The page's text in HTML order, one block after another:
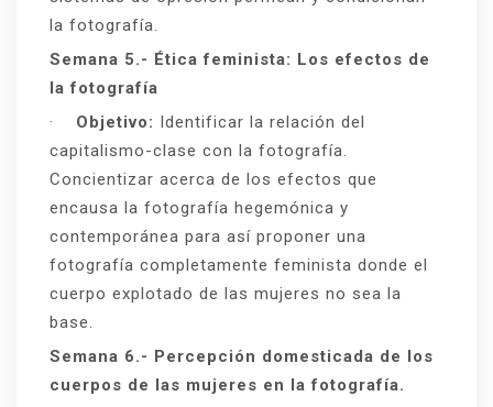
la fotografía.
Semana 5.- Ética feminista: Los efectos de
la fotografía
· Objetivo: Identificar la relación del
capitalismo-clase con la fotografía.
Concientizar acerca de los efectos que
encausa la fotografía hegemónica y
contemporánea para así proponer una
fotografía completamente feminista donde el
cuerpo explotado de las mujeres no sea la
base.
Semana 6.- Percepción domesticada de los
cuerpos de las mujeres en la fotografía.